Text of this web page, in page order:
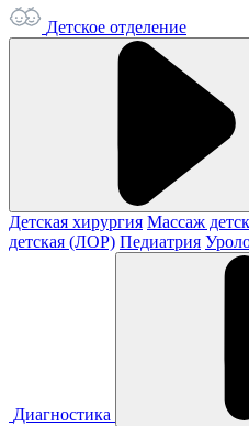
Детское отделение
Детская хирургия Массаж
детская (ЛОР) Педиатрия
Диагностика